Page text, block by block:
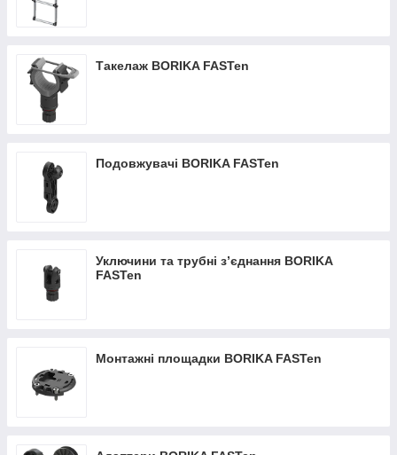
Такелаж BORIKA FASTen
Подовжувачі BORIKA FASTen
Уключини та трубні з’єднання BORIKA
FASTen
Монтажні площадки BORIKA FASTen